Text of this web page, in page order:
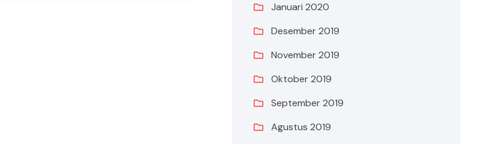
Januari 2020
Desember 2019
November 2019
Oktober 2019
September 2019
Agustus 2019